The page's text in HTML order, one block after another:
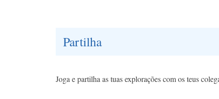
Partilha
Joga e partilha as tuas explorações com os teus